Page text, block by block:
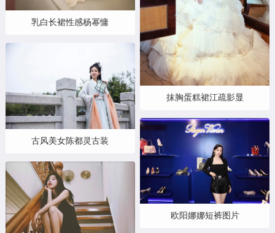
乳白长裙性感杨幂慵
古风美女陈都灵古装
抹胸蛋糕裙江疏影显
欧阳娜娜短裤图片